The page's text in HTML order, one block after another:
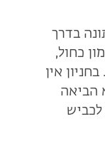
בדרך
כחול,
. בחניון אין
הביאה
לכביש